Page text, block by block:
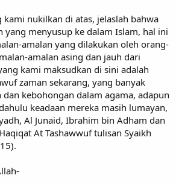
kami nukilkan di atas, jelaslah bahwa
yang menyusup ke dalam Islam, hal ini
amalan yang dilakukan oleh orang-
amalan asing dan jauh dari
kami maksudkan di sini adalah
zaman sekarang, yang banyak
dan kebohongan dalam agama, adapun
keadaan mereka masih lumayan,
Al Junaid, Ibrahim bin Adham dan
At Tashawwuf tulisan Syaikh